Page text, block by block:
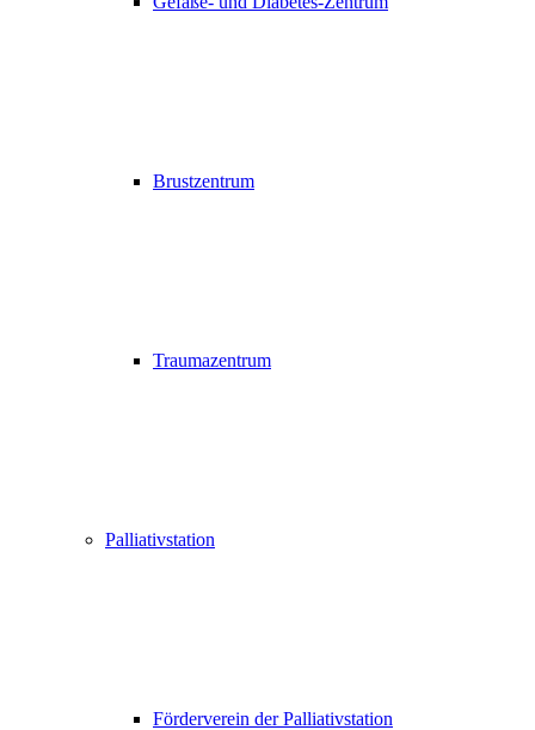
Brustzentrum
Traumazentrum
Palliativstation
Förderverein der Palliativstation